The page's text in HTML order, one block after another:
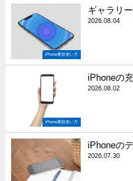
iPhone裏技使い方
ギャラリ
2026.08.04
iPhone裏技使い方
iPhoneの
2026.08.02
iPhoneの
2026.07.30